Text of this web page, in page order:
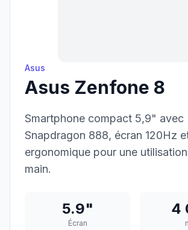
Asus
Asus Zenfone 8
Smartphone compact 5,9" avec
Snapdragon 888, écran 120Hz
ergonomique pour une
main.
5.9"
Écran
4